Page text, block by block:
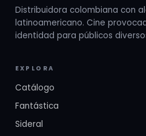
Distribuidora colombiana con
latinoamericano. Cine
identidad para públicos
EXPLORA
Catálogo
Fantástica
Sideral